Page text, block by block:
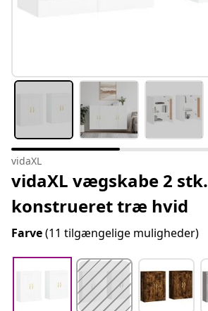
vidaXL
vidaXL vægskabe 2 stk.
konstrueret træ hvid
Farve(11 tilgængelige muligheder)